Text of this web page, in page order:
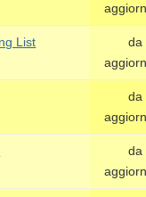
List
da
da
da